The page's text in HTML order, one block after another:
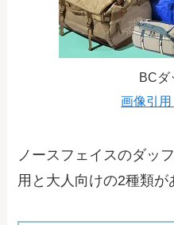
BCダ
画像引
ノースフェイスのダッ
用と大人向けの2種類が